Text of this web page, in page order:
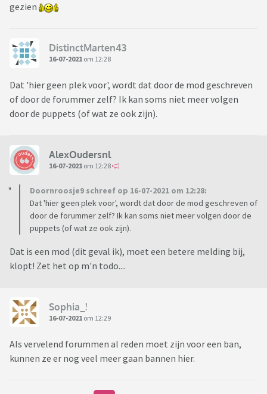
gezien
DistinctMarten43
16-07-2021 om 12:28
Dat 'hier geen plek voor', wordt dat door de mod geschreven
of door de forummer zelf? Ik kan soms niet meer volgen
door de puppets (of wat ze ook zijn).
AlexOudersnl
16-07-2021 om 12:28
Doornroosje9 schreef op 16-07-2021 om 12:28:
Dat 'hier geen plek voor', wordt dat door de mod geschreven of
door de forummer zelf? Ik kan soms niet meer volgen door de
puppets (of wat ze ook zijn).
Dat is een mod (dit geval ik), moet een betere melding bij,
klopt! Zet het op m'n todo....
Sophia_!
16-07-2021 om 12:29
Als vervelend forummen al reden moet zijn voor een ban,
kunnen ze er nog veel meer gaan bannen hier.